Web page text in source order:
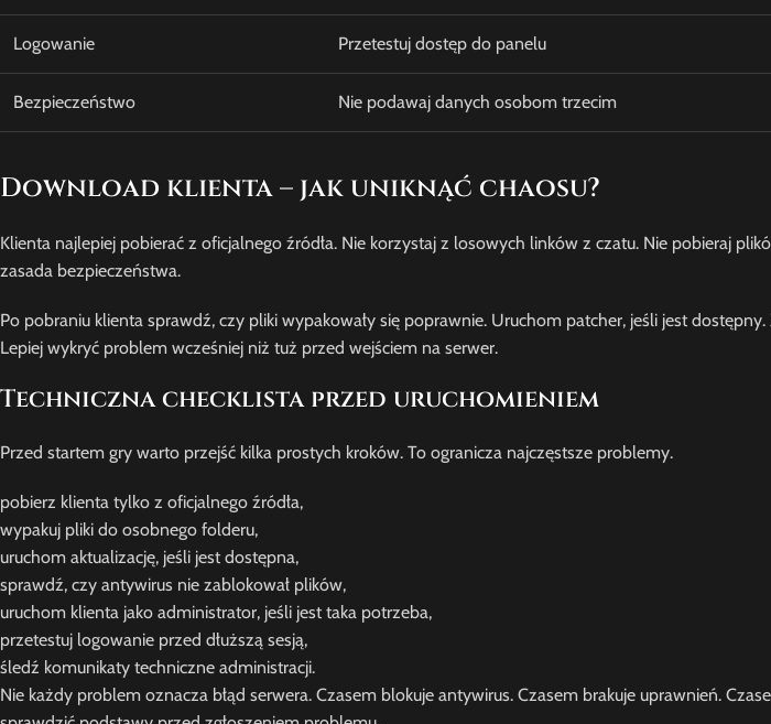
Logowanie Przetestuj dostęp do panelu
Bezpieczeństwo Nie podawaj danych osobom trzecim
Download klienta – jak uniknąć chaosu?
Klienta najlepiej pobierać z oficjalnego źródła. Nie korzystaj z losowych linków z czatu. Nie pobieraj
zasada bezpieczeństwa.
Po pobraniu klienta sprawdź, czy pliki wypakowały się poprawnie. Uruchom patcher, jeśli jest dostępny.
Lepiej wykryć problem wcześniej niż tuż przed wejściem na serwer.
Techniczna checklista przed uruchomieniem
Przed startem gry warto przejść kilka prostych kroków. To ogranicza najczęstsze problemy.
pobierz klienta tylko z oficjalnego źródła,
wypakuj pliki do osobnego folderu,
uruchom aktualizację, jeśli jest dostępna,
sprawdź, czy antywirus nie zablokował plików,
uruchom klienta jako administrator, jeśli jest taka potrzeba,
przetestuj logowanie przed dłuższą sesją,
śledź komunikaty techniczne administracji.
Nie każdy problem oznacza błąd serwera. Czasem blokuje antywirus. Czasem brakuje uprawnień.